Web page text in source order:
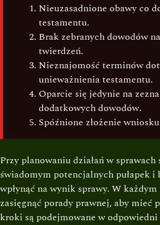
Nieuzasadnione obawy co
testamentu.
Brak zebranych dowodów
twierdzeń.
Nieznajomość terminów
unieważnienia testamentu.
Oparcie się jedynie na
dodatkowych dowodów.
Spóźnione złożenie
Przy planowaniu działań w
świadomym potencjalnych pułapek i
wpłynąć na wynik sprawy. W
zasięgnąć porady prawnej, aby mieć
kroki są podejmowane w odpowiedni